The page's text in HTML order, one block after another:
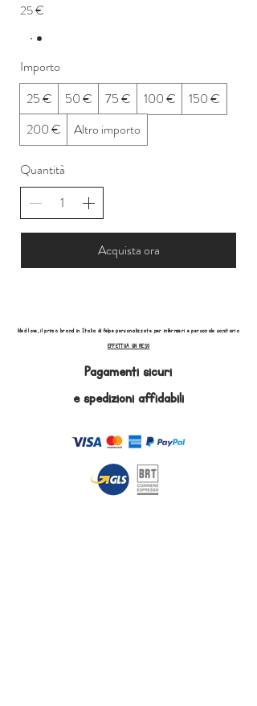
25 €
Importo
25 €
50 € 75 € 100 €
150 €
200 €
Altro importo
Quantità
Acquista ora
Med love, il primo brand in Italia di felpe personalizzate per infermieri e personale sanitario
EFFETTUA UN RESO
Pagamenti sicuri
espedizioni affidabili